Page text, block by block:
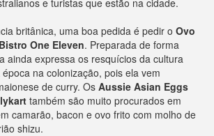
e turistas que estão na cidade.
britânica, uma boa pedida é pedir o Ovo
Bistro One Eleven. Preparada de forma
ainda expressa os resquícios da cultura
na colonização, pois ela vem
de curry. Os Aussie Asian Eggs
também são muito procurados em
camarão, bacon e ovo frito com molho de
shizu.